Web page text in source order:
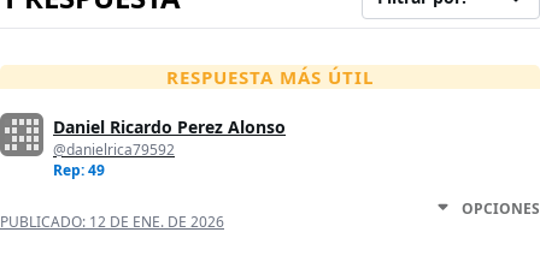
RESPUESTA MÁS ÚTIL
Daniel Ricardo Perez Alonso
@danielrica79592
Rep: 49
PUBLICADO: 12 DE ENE. DE 2026
OPCIONES